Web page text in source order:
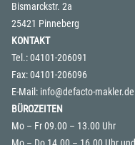
Bismarckstr. 2a
25421 Pinneberg
KONTAKT
Tel.: 04101-206091
Fax: 04101-206096
E-Mail: info@defacto-makler.de
BÜROZEITEN
Mo – Fr 09.00 – 13.00 Uhr